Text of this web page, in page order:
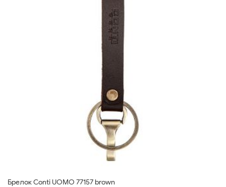
Брелок Conti UOMO 77157 brown